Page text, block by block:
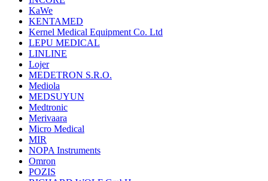
KaWe
KENTAMED
Kernel Medical Equipment Co. Ltd
LEPU MEDICAL
LINLINE
Lojer
MEDETRON S.R.O.
Mediola
MEDSUYUN
Medtronic
Merivaara
Micro Medical
MIR
NOPA Instruments
Omron
POZIS